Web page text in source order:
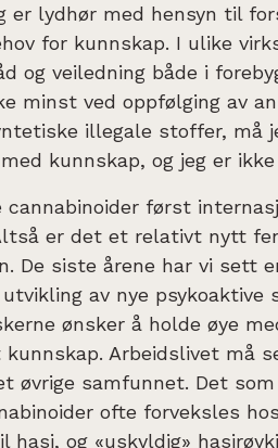
er lydhør med hensyn til
for kunnskap. I ulike
og veiledning både i
minst ved oppfølging av
illegale stoffer, må
kunnskap, og jeg er
først
er det et relativt nytt
De siste årene har vi sett
av nye psykoaktive
ønsker å holde øye
Arbeidslivet må
øvrige samfunnet. Det
ofte forveksles
og «uskyldig»